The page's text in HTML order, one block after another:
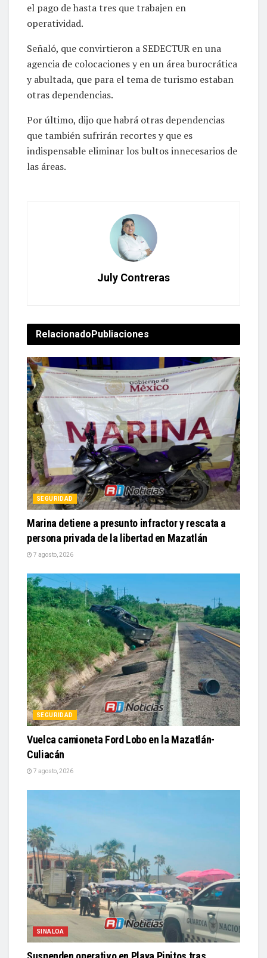
el pago de hasta tres que trabajen en
operatividad.
Señaló, que convirtieron a SEDECTUR en una
agencia de colocaciones y en un área burocrática
y abultada, que para el tema de turismo estaban
otras dependencias.
Por último, dijo que habrá otras dependencias
que también sufrirán recortes y que es
indispensable eliminar los bultos innecesarios de
las áreas.
July Contreras
RelacionadoPubliaciones
SEGURIDAD
Marina detiene a presunto infractor y rescata a
persona privada de la libertad en Mazatlán
7 agosto, 2026
SEGURIDAD
Vuelca camioneta Ford Lobo en la Mazatlán-
Culiacán
7 agosto, 2026
SINALOA